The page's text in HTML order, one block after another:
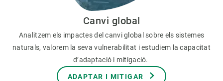
Canvi global
Analitzem els impactes del canvi global sobre els sistemes
naturals, valorem la seva vulnerabilitat i estudiem la capacitat
d’adaptació i mitigació.
ADAPTAR I MITIGAR